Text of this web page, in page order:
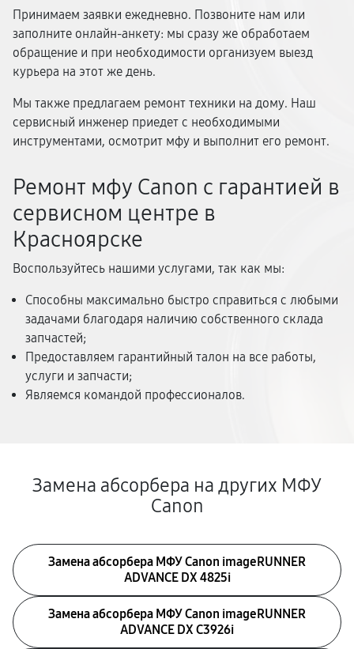
Принимаем заявки ежедневно. Позвоните нам или
заполните онлайн-анкету: мы сразу же обработаем
обращение и при необходимости организуем выезд
курьера на этот же день.
Мы также предлагаем ремонт техники на дому. Наш
сервисный инженер приедет с необходимыми
инструментами, осмотрит мфу и выполнит его ремонт.
Ремонт мфу Canon с гарантией в
сервисном центре в
Красноярске
Воспользуйтесь нашими услугами, так как мы:
Способны максимально быстро справиться с любыми
задачами благодаря наличию собственного склада
запчастей;
Предоставляем гарантийный талон на все работы,
услуги и запчасти;
Являемся командой профессионалов.
Замена абсорбера на других МФУ
Canon
Замена абсорбера МФУ Canon imageRUNNER
ADVANCE DX 4825i
Замена абсорбера МФУ Canon imageRUNNER
ADVANCE DX C3926i